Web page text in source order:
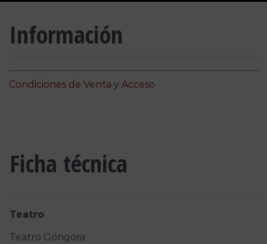
Información
Condiciones de Venta y Acceso
Ficha técnica
Teatro
Teatro Góngora